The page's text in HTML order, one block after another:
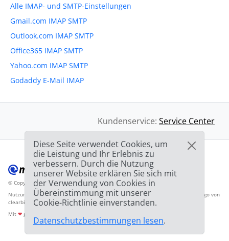
Alle IMAP- und SMTP-Einstellungen
Gmail.com IMAP SMTP
Outlook.com IMAP SMTP
Office365 IMAP SMTP
Yahoo.com IMAP SMTP
Godaddy E-Mail IMAP
Kundenservice: Service Center
© Copyright 2012-2026 Mailbird™Alle Rechte vorbehalten.
Nutzungsbedingunen Datenschutzbestimmungen Inhaltsverzeichnis
Anbieter-Logo von
clearbit.com
Mit ❤ gemacht
Diese Seite verwendet Cookies, um
die Leistung und Ihr Erlebnis zu
verbessern. Durch die Nutzung
unserer Website erklären Sie sich mit
der Verwendung von Cookies in
Übereinstimmung mit unserer
Cookie-Richtlinie einverstanden.
Datenschutzbestimmungen lesen.